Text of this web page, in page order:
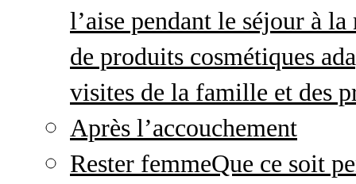
l’aise pendant le séjour à
de produits cosmétiques
visites de la famille et des
Après l’accouchement
Rester femmeQue ce soit